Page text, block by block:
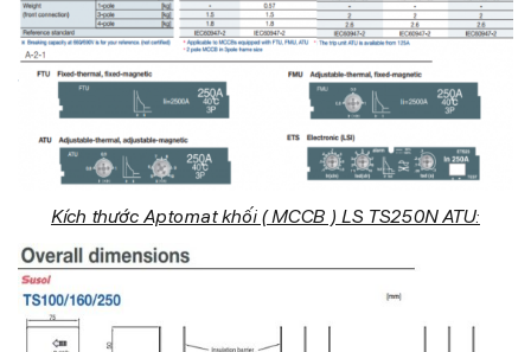
Kích thước Aptomat khối ( MCCB ) LS TS250N ATU: